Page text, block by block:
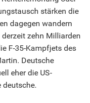
stärken die
dagegen wandern
zehn Milliarden
F-35-Kampfjets des
Deutsche
eher die US-